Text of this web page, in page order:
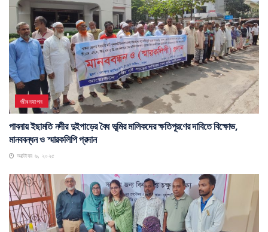
জীবনযাপন
পাবনায় ইছামতি নদীর দুইপাড়ের বৈধ ভূমির মালিকদের ক্ষতিপূরণের দাবিতে বিক্ষোভ,
মানববন্ধন ও স্মারকলিপি প্রদান
অক্টোবর ৬, ২০২৫